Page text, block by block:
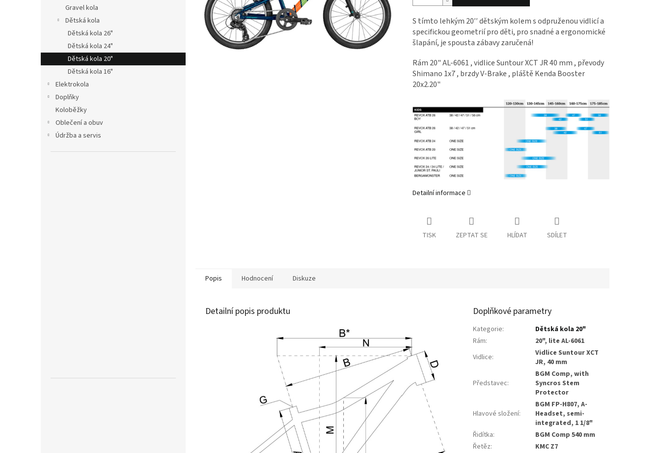
Gravel kola
Dětská kola
Dětská kola 26"
Dětská kola 24"
Dětská kola 20"
Dětská kola 16"
Elektrokola
Doplňky
Koloběžky
Oblečení a obuv
Údržba a servis
S tímto lehkým 20′′ dětským kolem s odpruženou vidlicí a
specifickou geometrií pro děti, pro snadné a ergonomické
šlapání, je spousta zábavy zaručená!
Rám 20" AL-6061 , vidlice Suntour XCT JR 40 mm , převody
Shimano 1x7 , brzdy V-Brake , pláště Kenda Booster
20x2.20"
Detailní informace
TISK ZEPTAT SE HLÍDAT SDÍLET
Popis Hodnocení Diskuze
Detailní popis produktu Doplňkové parametry
Kategorie:
Dětská kola 20"
Rám:
20", lite AL-6061
Vidlice:
Vidlice Suntour XCT
JR, 40 mm
Představec:
BGM Comp, with
Syncros Stem
Protector
Hlavové složení:
BGM FP-H807, A-
Headset, semi-
integrated, 1 1/8"
Řidítka:
BGM Comp 540 mm
Řetěz: KMC Z7